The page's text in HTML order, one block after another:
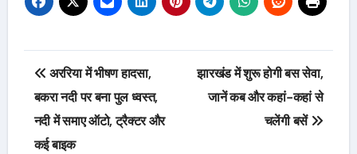
Post
navigation
अररिया में भीषण हादसा,
बकरा नदी पर बना पुल ध्वस्त,
नदी में समाए ऑटो, ट्रैक्टर और
कई बाइक
झारखंड में शुरू होगी बस सेवा,
जानें कब और कहां-कहां से
चलेंगी बसें